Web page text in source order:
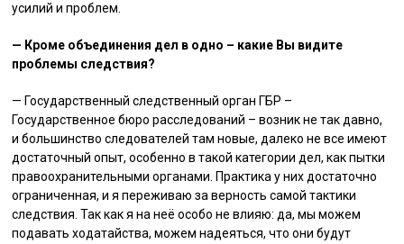
усилий и проблем.
— Кроме объединения дел в одно – какие Вы видите
проблемы следствия?
— Государственный следственный орган ГБР –
Государственное бюро расследований – возник не так давно,
и большинство следователей там новые, далеко не все имеют
достаточный опыт, особенно в такой категории дел, как пытки
правоохранительными органами. Практика у них достаточно
ограниченная, и я переживаю за верность самой тактики
следствия. Так как я на неё особо не влияю: да, мы можем
подавать ходатайства, можем надеяться, что они будут